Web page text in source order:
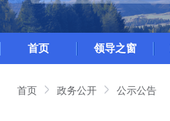
首页 领导之窗
首页 政务公开 公示公告